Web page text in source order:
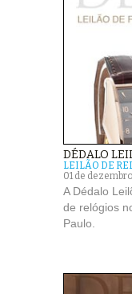
DÉDALO
LEILÃO DE
01 de
A Dédalo
de relógios
Paulo.